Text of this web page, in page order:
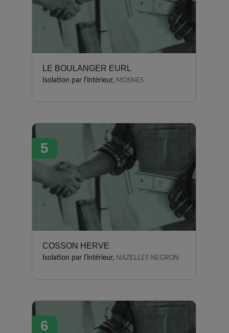
LE BOULANGER EURL
Isolation par l'intérieur, MOSNES
5
COSSON HERVE
Isolation par l'intérieur, NAZELLES NEGRON
6